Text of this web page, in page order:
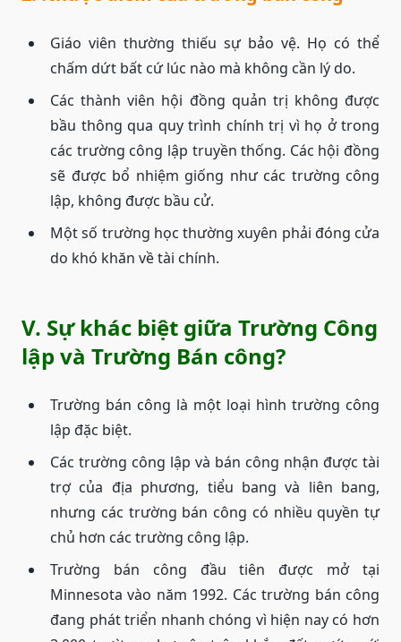
Giáo viên thường thiếu sự bảo vệ. Họ có thể
chấm dứt bất cứ lúc nào mà không cần lý do.
Các thành viên hội đồng quản trị không được
bầu thông qua quy trình chính trị vì họ ở trong
các trường công lập truyền thống. Các hội đồng
sẽ được bổ nhiệm giống như các trường công
lập, không được bầu cử.
Một số trường học thường xuyên phải đóng cửa
do khó khăn về tài chính.
V. Sự khác biệt giữa Trường Công
lập và Trường Bán công?
Trường bán công là một loại hình trường công
lập đặc biệt.
Các trường công lập và bán công nhận được tài
trợ của địa phương, tiểu bang và liên bang,
nhưng các trường bán công có nhiều quyền tự
chủ hơn các trường công lập.
Trường bán công đầu tiên được mở tại
Minnesota vào năm 1992. Các trường bán công
đang phát triển nhanh chóng vì hiện nay có hơn